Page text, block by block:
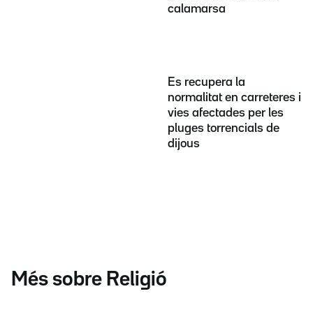
calamarsa
Es recupera la
normalitat en carreteres i
vies afectades per les
pluges torrencials de
dijous
Més sobre Religió